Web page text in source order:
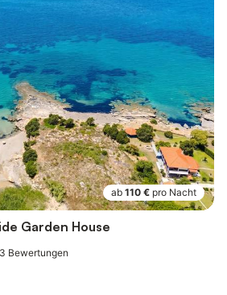
ab 110 € pro Nacht
Garden House
3 Bewertungen